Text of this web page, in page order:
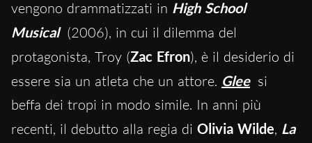
vengono drammatizzati in High School
Musical (2006), in cui il dilemma del
protagonista, Troy (Zac Efron), è il desiderio di
essere sia un atleta che un attore. Glee si
beffa dei tropi in modo simile. In anni più
recenti, il debutto alla regia di Olivia Wilde, La